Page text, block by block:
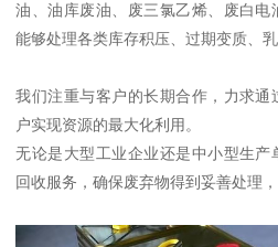
油、油库废油、废三氯乙烯、废白电
能够处理各类库存积压、过期变质、
我们注重与客户的长期合作，力求
户实现资源的最大化利用。
无论是大型工业企业还是中小型生
回收服务，确保废弃物得到妥善处理